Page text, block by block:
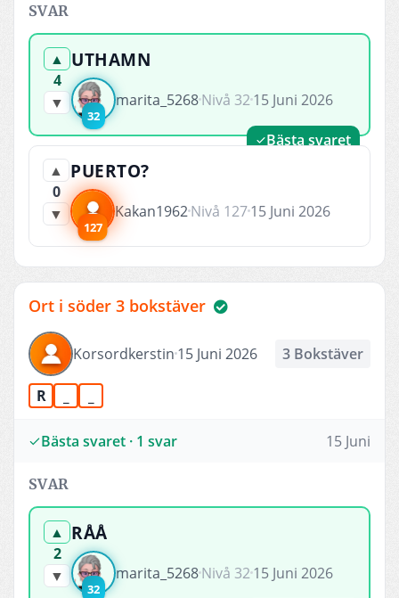
SVAR
Bästa svaret
▲
4
▼
UTHAMN
32
marita_5268Nivå 3215 Juni 2026
▲
0
▼
PUERTO?
127
Kakan1962Nivå 12715 Juni 2026
Ort i söder 3 bokstäver
Korsordkerstin 15 Juni 2026 3 Bokstäver
R
Bästa svaret · 1 svar 15 Juni
SVAR
▲
2
▼
RÅÅ
32
marita_5268Nivå 3215 Juni 2026